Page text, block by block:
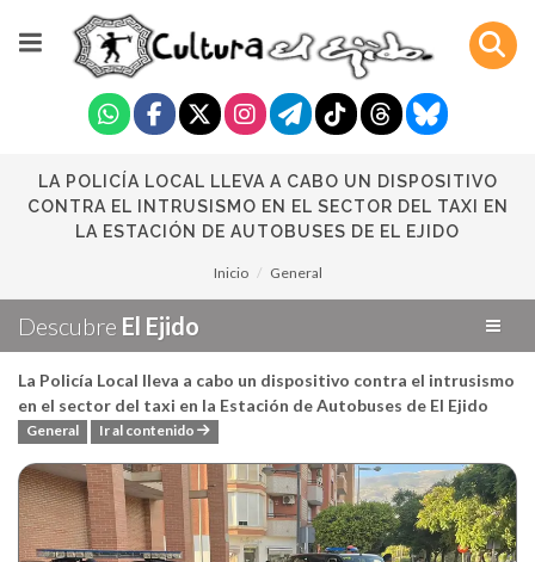
LA POLICÍA LOCAL LLEVA A CABO UN DISPOSITIVO
CONTRA EL INTRUSISMO EN EL SECTOR DEL TAXI EN
LA ESTACIÓN DE AUTOBUSES DE EL EJIDO
Inicio General
Descubre El Ejido
La Policía Local lleva a cabo un dispositivo contra el intrusismo
en el sector del taxi en la Estación de Autobuses de El Ejido
General Ir al contenido